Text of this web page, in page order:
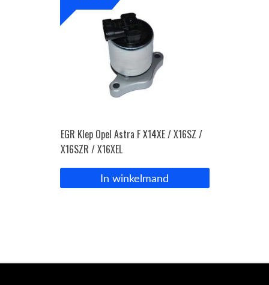
EGR Klep Opel Astra F X14XE / X16SZ /
X16SZR / X16XEL
In winkelmand